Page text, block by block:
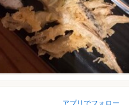
アプリでフォロー